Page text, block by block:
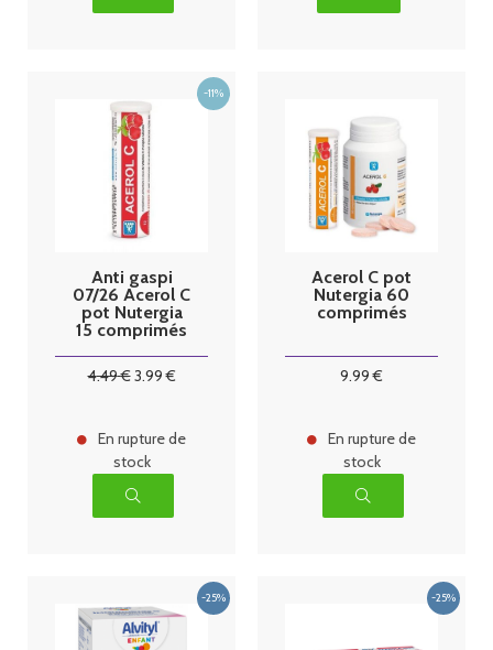
Anti gaspi
07/26 Acerol C
pot Nutergia
15 comprimés
4.49€3.99€
En rupture de
stock
Acerol C pot
Nutergia 60
comprimés
9.99 €
En rupture de
stock